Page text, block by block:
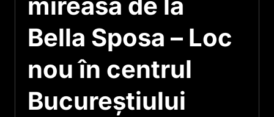
Bella Sposa – Loc
nou în centrul
Bucureștiului